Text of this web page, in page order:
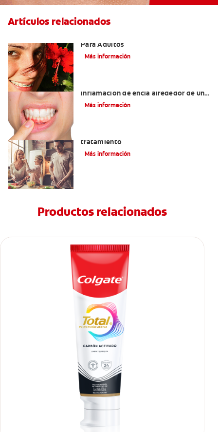
Artículos relacionados
Para Adultos
Más información
inflamación de encía alrededor de un
diente?
Más información
tratamiento
Más información
Productos relacionados